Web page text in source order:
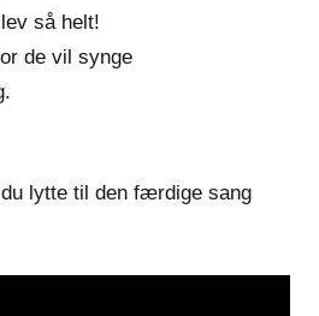
så helt!
de vil synge
lytte til den færdige sang